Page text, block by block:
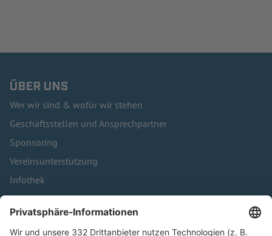
ÜBER UNS
Wer wir sind & wofür wir stehen
Geschäftsstellen und Ansprechpartner
Sponsoring
Vereinsunterstützung
Infothek
Kontakt